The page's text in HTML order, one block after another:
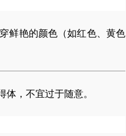
鲜艳的颜色（如红色、黄色
体，不宜过于随意。